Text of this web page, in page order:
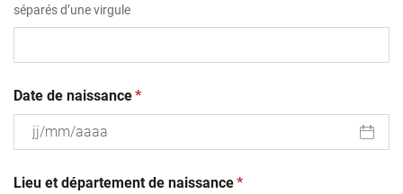
séparés d’une virgule
Date de naissance(obligatoire)
*
slash
Lieu et département de naissance(obligatoire)
*